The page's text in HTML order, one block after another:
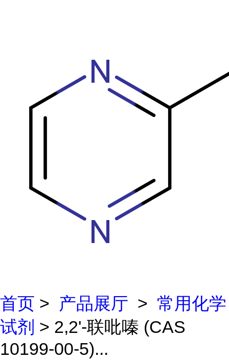
首页 > 产品展厅 > 常用化学
试剂 > 2,2'-联吡嗪 (CAS
10199-00-5)...